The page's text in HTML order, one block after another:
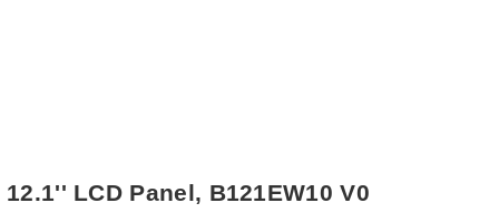
12.1'' LCD Panel, B121EW10 V0